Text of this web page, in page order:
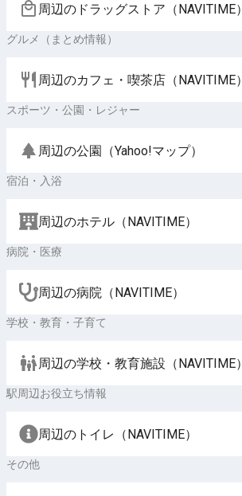
周辺のドラッグストア（NAVITIME）
グルメ（まとめ情報）
周辺のカフェ・喫茶店（NAVITIME）
スポーツ・公園・レジャー
周辺の公園（Yahoo!マップ）
宿泊・入浴
周辺のホテル（NAVITIME）
病院・医療
周辺の病院（NAVITIME）
学校・教育・子育て
周辺の学校・教育施設（NAVITIME）
駅周辺お役立ち情報
周辺のトイレ（NAVITIME）
その他